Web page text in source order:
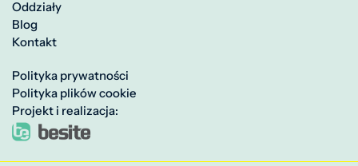
Oddziały
Blog
Kontakt
Polityka prywatności
Polityka plików cookie
Projekt i realizacja: